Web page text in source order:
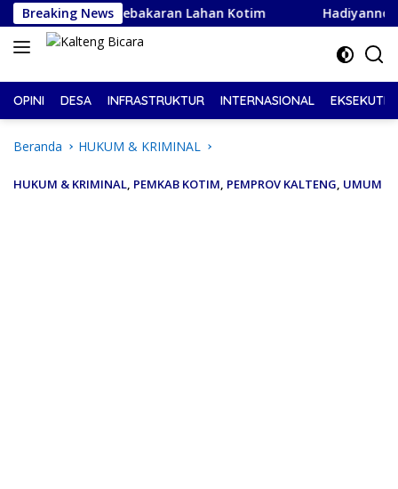
Langsung
ke
konten
Breaking News
Kebakaran Lahan Kotim Hadiyannoor
OPINI DESA INFRASTRUKTUR INTERNASIONAL EKSEKUTIF
Beranda HUKUM & KRIMINAL
HUKUM & KRIMINAL, PEMKAB KOTIM, PEMPROV KALTENG, UMUM